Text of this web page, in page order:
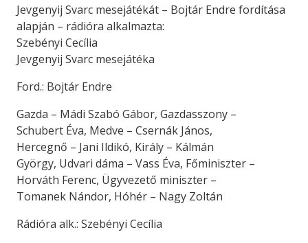
Jevgenyij Svarc mesejátékát – Bojtár Endre fordítása
alapján – rádióra alkalmazta:
Szebényi Cecília
Jevgenyij Svarc mesejátéka
Ford.: Bojtár Endre
Gazda – Mádi Szabó Gábor, Gazdasszony –
Schubert Éva, Medve – Csernák János,
Hercegnő – Jani Ildikó, Király – Kálmán
György, Udvari dáma – Vass Éva, Főminiszter –
Horváth Ferenc, Ügyvezető miniszter –
Tomanek Nándor, Hóhér – Nagy Zoltán
Rádióra alk.: Szebényi Cecília